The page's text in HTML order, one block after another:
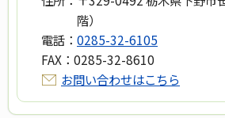
階）
電話： 0285-32-6105
FAX： 0285-32-8610
お問い合わせはこちら